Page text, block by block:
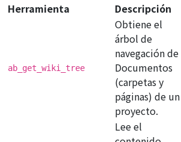
Herramienta Descripción
ab_get_wiki_tree
Obtiene el
árbol de
navegación de
Documentos
(carpetas y
páginas) de un
proyecto.
Lee el